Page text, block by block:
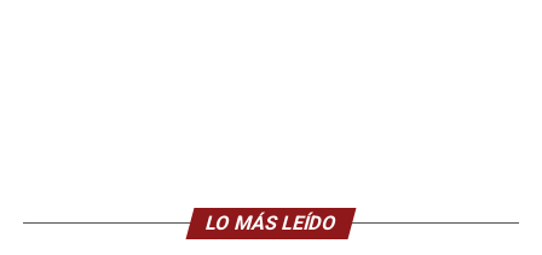
LO MÁS LEÍDO